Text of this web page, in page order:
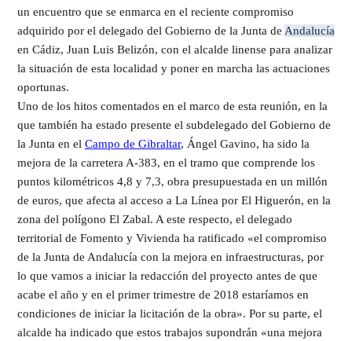
un encuentro que se enmarca en el reciente compromiso
adquirido por el delegado del Gobierno de la Junta de Andalucía
en Cádiz, Juan Luis Belizón, con el alcalde linense para analizar
la situación de esta localidad y poner en marcha las actuaciones
oportunas.
​Uno de los hitos comentados en el marco de esta reunión, en la
que también ha estado presente el subdelegado del Gobierno de
la Junta en el Campo de Gibraltar, Ángel Gavino, ha sido la
mejora de la carretera A-383, en el tramo que comprende los
puntos kilométricos 4,8 y 7,3, obra presupuestada en un millón
de euros, que afecta al acceso a La Línea por El Higuerón, en la
zona del polígono El Zabal. A este respecto, el delegado
territorial de Fomento y Vivienda ha ratificado «el compromiso
de la Junta de Andalucía con la mejora en infraestructuras, por
lo que vamos a iniciar la redacción del proyecto antes de que
acabe el año y en el primer trimestre de 2018 estaríamos en
condiciones de iniciar la licitación de la obra». Por su parte, el
alcalde ha indicado que estos trabajos supondrán «una mejora